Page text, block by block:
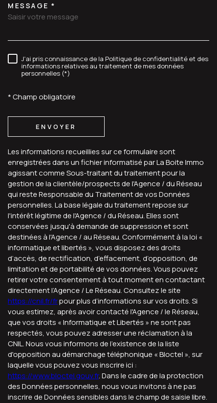
TRAD_MELTEM_VOREDEMANDE
MESSAGE *
RÈGLEMENTATION
J'ai pris connaissance de la Politique de confidentialité et des
informations relatives au traitement de mes données
personnelles (*)
* Champ obligatoire
ENVOYER
Les informations recueillies sur ce formulaire sont
enregistrées dans un fichier informatisé par La Boite Immo
agissant comme Sous-traitant du traitement pour la
gestion de la clientèle/prospects de l'Agence / du Réseau
qui reste Responsable du Traitement de vos Données
personnelles. La base légale du traitement repose sur
l'intérêt légitime de l'Agence / du Réseau. Elles sont
conservées jusqu'à demande de suppression et sont
destinées à l'Agence / au Réseau. Conformément à la loi «
informatique et libertés », vous disposez des droits
d’accès, de rectification, d’effacement, d’opposition, de
limitation et de portabilité de vos données. Vous pouvez
retirer votre consentement à tout moment en contactant
directement l’Agence / Le Réseau. Consultez le site
https://cnil.fr/frpour plus d’informations sur vos droits. Si
vous estimez, après avoir contacté l'Agence / le Réseau,
que vos droits « Informatique et Libertés » ne sont pas
respectés, vous pouvez adresser une réclamation à la
CNIL. Nous vous informons de l’existence de la liste
d'opposition au démarchage téléphonique « Bloctel », sur
laquelle vous pouvez vous inscrire ici :
https://www.bloctel.gouv.fr. Dans le cadre de la protection
des Données personnelles, nous vous invitons à ne pas
inscrire de Données sensibles dans le champ de saisie libre.